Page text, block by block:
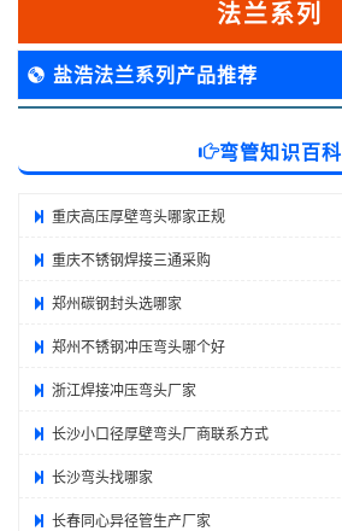
法兰系列
盐浩法兰系列产品推荐
弯管知识百科
重庆高压厚壁弯头哪家正规
重庆不锈钢焊接三通采购
郑州碳钢封头选哪家
郑州不锈钢冲压弯头哪个好
浙江焊接冲压弯头厂家
长沙小口径厚壁弯头厂商联系方式
长沙弯头找哪家
长春同心异径管生产厂家